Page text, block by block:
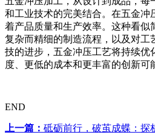
和工业技术的完美结合。在五金冲
着产品质量和生产效率。这种看似
复杂而精细的制造流程，以及对工
技的进步，五金冲压工艺将持续优
度、更低的成本和更丰富的创新可
END
上一篇： 砥砺前行，破茧成蝶：探